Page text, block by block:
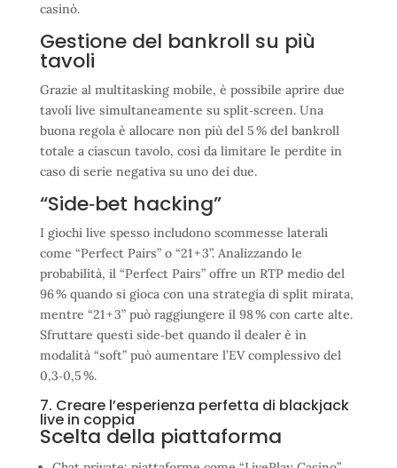
casinò.
Gestione del bankroll su più
tavoli
Grazie al multitasking mobile, è possibile aprire due
tavoli live simultaneamente su split‑screen. Una
buona regola è allocare non più del 5 % del bankroll
totale a ciascun tavolo, così da limitare le perdite in
caso di serie negativa su uno dei due.
“Side‑bet hacking”
I giochi live spesso includono scommesse laterali
come “Perfect Pairs” o “21 + 3”. Analizzando le
probabilità, il “Perfect Pairs” offre un RTP medio del
96 % quando si gioca con una strategia di split mirata,
mentre “21 + 3” può raggiungere il 98 % con carte alte.
Sfruttare questi side‑bet quando il dealer è in
modalità “soft” può aumentare l’EV complessivo del
0,3‑0,5 %.
7. Creare l’esperienza perfetta di blackjack
live in coppia
Scelta della piattaforma